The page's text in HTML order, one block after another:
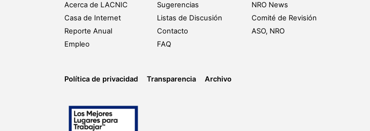
Acerca de LACNIC
Casa de Internet
Reporte Anual
Empleo
Sugerencias
Listas de Discusión
Contacto
FAQ
NRO News
Comité de Revisión
ASO, NRO
Política de privacidad Transparencia Archivo